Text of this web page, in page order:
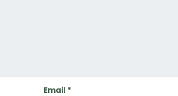
Email *